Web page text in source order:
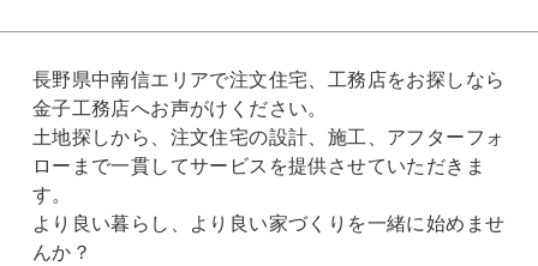
長野県中南信エリアで注文住宅、工務店をお探しなら
金子工務店へお声がけください。
土地探しから、注文住宅の設計、施工、アフターフォ
ローまで一貫してサービスを提供させていただきま
す。
より良い暮らし、より良い家づくりを一緒に始めませ
んか？